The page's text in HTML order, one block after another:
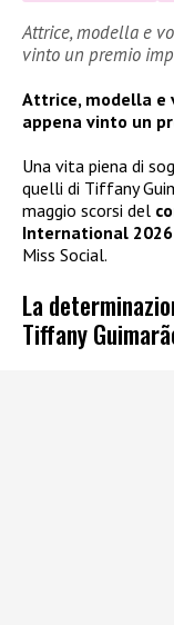
Attrice, modella e
vinto un premio
Attrice, modella e
appena vinto un
Una vita piena di
quelli di Tiffany
maggio scorsi del
International 2026
Miss Social.
La
Tiffany